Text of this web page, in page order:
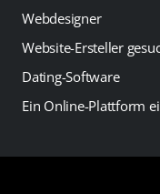
Webdesigner
Website-Ersteller
Dating-Software
Ein Online-Plattform